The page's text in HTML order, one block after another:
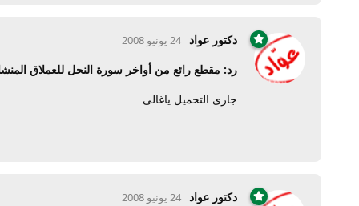
دكتور عواد 24 يونيو 2008
رد: مقطع رائع من أواخر سورة النحل للعملاق
جارى التحميل ياغالى
دكتور عواد 24 يونيو 2008